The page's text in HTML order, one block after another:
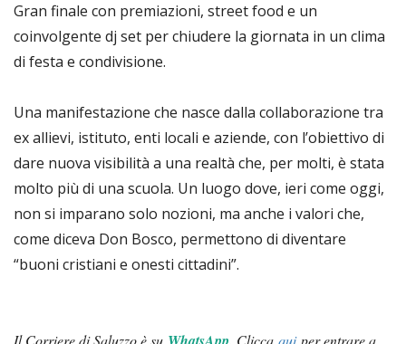
Gran finale con premiazioni, street food e un
coinvolgente dj set per chiudere la giornata in un clima
di festa e condivisione.
Una manifestazione che nasce dalla collaborazione tra
ex allievi, istituto, enti locali e aziende, con l’obiettivo di
dare nuova visibilità a una realtà che, per molti, è stata
molto più di una scuola. Un luogo dove, ieri come oggi,
non si imparano solo nozioni, ma anche i valori che,
come diceva Don Bosco, permettono di diventare
“buoni cristiani e onesti cittadini”.